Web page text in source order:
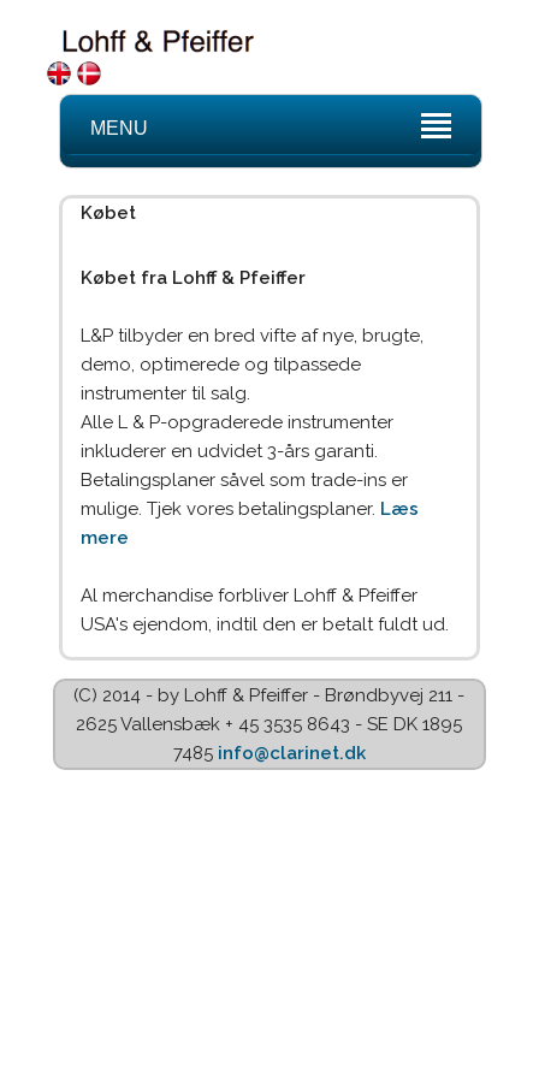
MENU
Købet
Købet fra Lohff & Pfeiffer
L&P tilbyder en bred vifte af nye, brugte,
demo, optimerede og tilpassede
instrumenter til salg.
Alle L & P-opgraderede instrumenter
inkluderer en udvidet 3-års garanti.
Betalingsplaner såvel som trade-ins er
mulige. Tjek vores betalingsplaner. Læs
mere
Al merchandise forbliver Lohff & Pfeiffer
USA's ejendom, indtil den er betalt fuldt ud.
(C) 2014 - by Lohff & Pfeiffer - Brøndbyvej 211 -
2625 Vallensbæk + 45 3535 8643 - SE DK 1895
7485 info@clarinet.dk